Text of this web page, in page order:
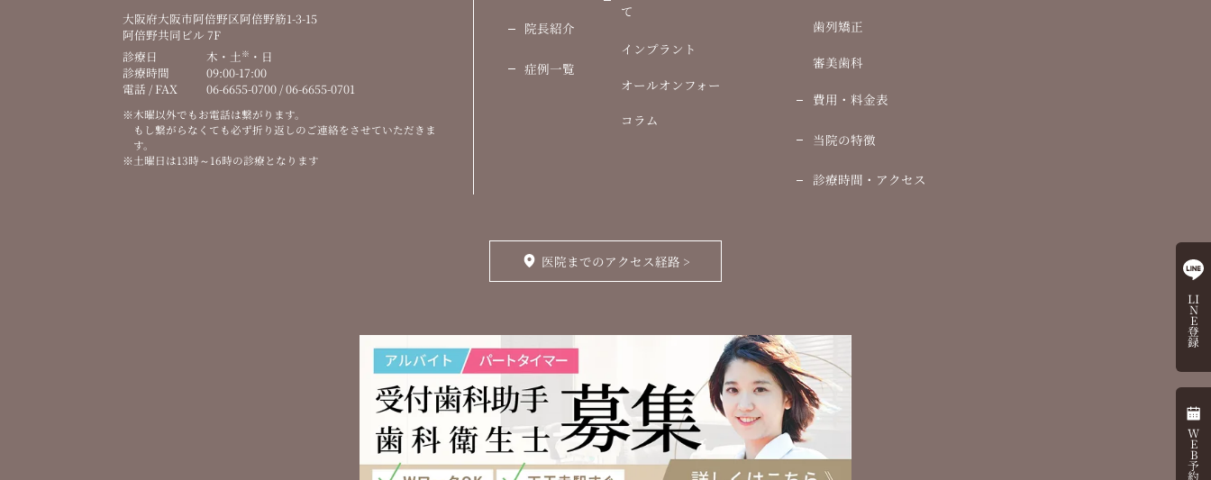
大阪府大阪市阿倍野区阿倍野筋1-3-15
阿倍野共同ビル 7F
診療日
木・土 ※ ・日
診療時間
09:00-17:00
電話 / FAX
06-6655-0700 / 06-6655-0701
木曜以外でもお電話は繋がります。
もし繋がらなくても必ず折り返しのご連絡をさせていただきま
す。
土曜日は13時～16時の診療となります
院長紹介
症例一覧
て
インプラント
オールオンフォー
コラム
歯列矯正
審美歯科
費用・料金表
当院の特徴
診療時間・アクセス
医院までのアクセス経路 >
LI
N
E
登
録
W
E
B
予
約